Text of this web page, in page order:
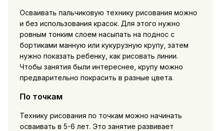
Осваивать пальчиковую технику рисования можно
и без использования красок. Для этого нужно
ровным тонким слоем насыпать на поднос с
бортиками манную или кукурузную крупу, затем
нужно показать ребенку, как рисовать линии.
Чтобы занятия были интереснее, крупу можно
предварительно покрасить в разные цвета.
По точкам
Технику рисования по точкам можно начинать
осваивать в 5-6 лет. Это занятие развивает